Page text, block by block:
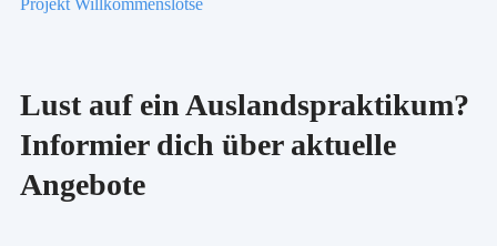
Projekt Willkommenslotse
Lust auf ein Auslandspraktikum?
Informier dich über aktuelle
Angebote